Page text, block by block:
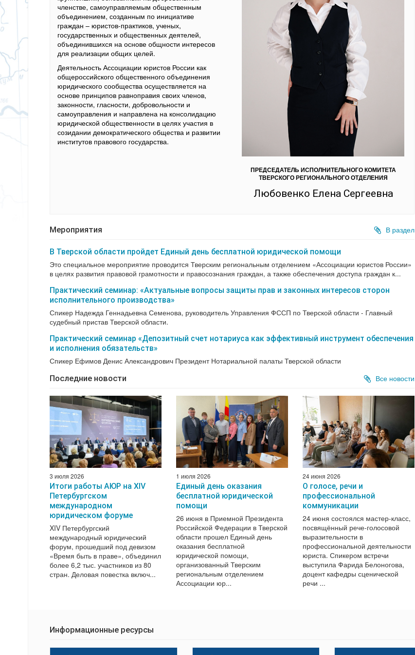
членстве, самоуправляемым общественным
объединением, созданным по инициативе
граждан – юристов-практиков, ученых,
государственных и общественных деятелей,
объединившихся на основе общности интересов
для реализации общих целей.
Деятельность Ассоциации юристов России как
общероссийского общественного объединения
юридического сообщества осуществляется на
основе принципов равноправия своих членов,
законности, гласности, добровольности и
самоуправления и направлена на консолидацию
юридической общественности в целях участия в
созидании демократического общества и развитии
институтов правового государства.
ПРЕДСЕДАТЕЛЬ ИСПОЛНИТЕЛЬНОГО КОМИТЕТА
ТВЕРСКОГО РЕГИОНАЛЬНОГО ОТДЕЛЕНИЯ
Любовенко Елена Сергеевна
Мероприятия В раздел
В Тверской области пройдет Единый день бесплатной юридической помощи
Это специальное мероприятие проводится Тверским региональным отделением «Ассоциации юристов России»
в целях развития правовой грамотности и правосознания граждан, а также обеспечения доступа граждан к...
Практический семинар: «Актуальные вопросы защиты прав и законных интересов сторон
исполнительного производства»
Спикер Надежда Геннадьевна Семенова, руководитель Управления ФССП по Тверской области - Главный
судебный пристав Тверской области.
Практический семинар «Депозитный счет нотариуса как эффективный инструмент обеспечения
и исполнения обязательств»
Спикер Ефимов Денис Александрович Президент Нотариальной палаты Тверской области
Последние новости
Все новости
3 июля 2026
Итоги работы АЮР на XIV
Петербургском
международном
юридическом форуме
XIV Петербургский
международный юридический
форум, прошедший под девизом
«Время быть в праве», объединил
более 6,2 тыс. участников из 80
стран. Деловая повестка включ...
1 июля 2026
Единый день оказания
бесплатной юридической
помощи
26 июня в Приемной Президента
Российской Федерации в Тверской
области прошел Единый день
оказания бесплатной
юридической помощи,
организованный Тверским
региональным отделением
Ассоциации юр...
24 июня 2026
О голосе, речи и
профессиональной
коммуникации
24 июня состоялся мастер-класс,
посвящённый рече-голосовой
выразительности в
профессиональной деятельности
юриста. Спикером встречи
выступила Фарида Белоногова,
доцент кафедры сценической
речи ...
Информационные ресурсы